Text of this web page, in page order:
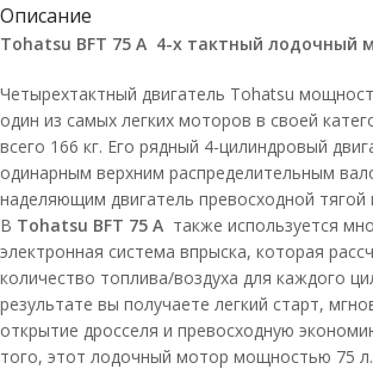
Описание
Tohatsu BFT 75 А 4-х тактный лодочный
Четырехтактный двигатель Tohatsu
один из самых легких моторов в своей
всего 166 кг. Его рядный 4-цилиндровый
одинарным верхним распределительным
наделяющим двигатель превосходной
В Tohatsu BFT 75 A также используется
электронная система впрыска, которая
количество топлива/воздуха для каждого
результате вы получаете легкий старт,
открытие дросселя и превосходную
того, этот лодочный мотор мощностью 75